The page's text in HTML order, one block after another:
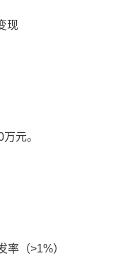
现
元。
（>1%）